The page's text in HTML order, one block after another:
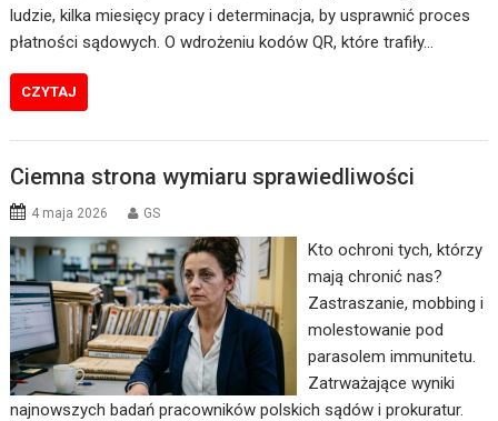
ludzie, kilka miesięcy pracy i determinacja, by usprawnić proces
płatności sądowych. O wdrożeniu kodów QR, które trafiły…
CZYTAJ
Ciemna strona wymiaru sprawiedliwości
4 maja 2026 GS
Kto ochroni tych, którzy
mają chronić nas?
Zastraszanie, mobbing i
molestowanie pod
parasolem immunitetu.
Zatrważające wyniki
najnowszych badań pracowników polskich sądów i prokuratur.